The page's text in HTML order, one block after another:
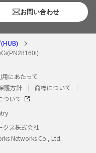
お問い合わせ
(HUB)
にあたって
護方針
商標について
ついて
クス株式会社
Networks Co., Ltd.